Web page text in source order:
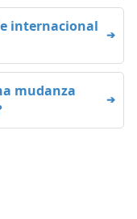
internacional
mudanza